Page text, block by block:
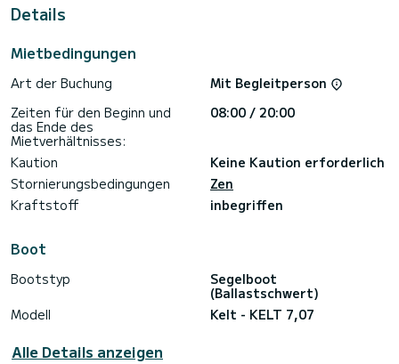
Details
Mietbedingungen
Art der Buchung
Mit Begleitperson
Zeiten für den Beginn und
das Ende des
Mietverhältnisses:
08:00 / 20:00
Kaution
Keine Kaution erforderlich
Stornierungsbedingungen
Zen
Kraftstoff
inbegriffen
Boot
Bootstyp
Segelboot
(Ballastschwert)
Modell
Kelt - KELT 7,07
Alle Details anzeigen